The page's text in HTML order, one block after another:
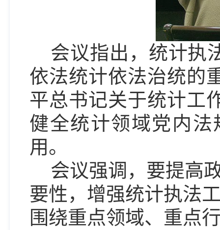
会议指出， 统计执
依法统计依法治统的
平总书记关于统计工
健全统计领域党内
用。
会议强调，要提高
要性，增强统计执法
围绕重点领域、重点